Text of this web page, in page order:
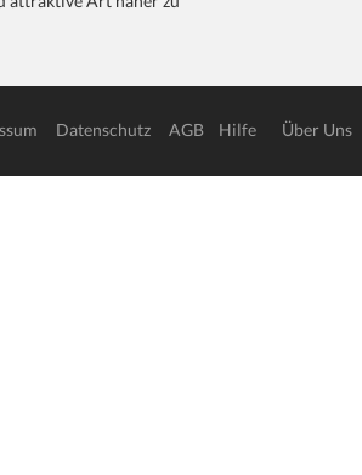
Datenschutz AGB Hilfe Über Uns